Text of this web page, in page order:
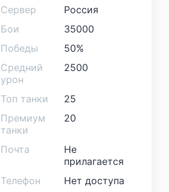
Сервер
Россия
Бои
35000
Победы
50%
Средний
урон
2500
Топ танки
25
Премиум
танки
20
Почта
Не
прилагается
Телефон
Нет доступа